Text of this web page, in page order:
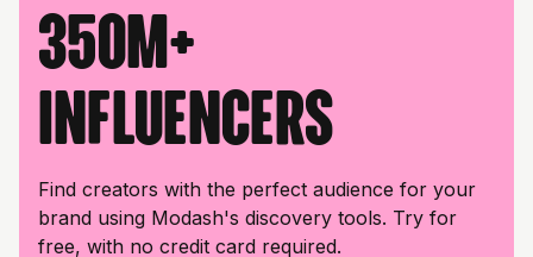
350M+
influencers
Find creators with the perfect audience for your
brand using Modash's discovery tools. Try for
free, with no credit card required.